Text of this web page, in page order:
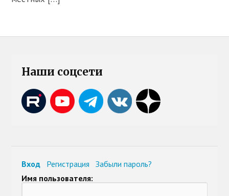
Наши соцсети
Вход Регистрация
Забыли пароль?
Имя пользователя: